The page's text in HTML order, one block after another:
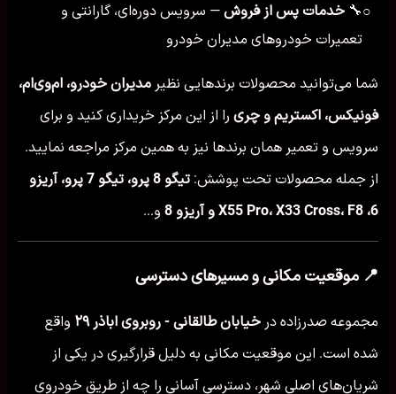
○
🔧 خدمات پس از فروش — سرویس دوره‌ای، گارانتی و
تعمیرات خودروهای مدیران خودرو
شما می‌توانید محصولات برندهایی نظیر مدیران خودرو، ام‌وی‌ام،
فونیکس، اکستریم و چری را از این مرکز خریداری کنید و برای
سرویس و تعمیر همان برندها نیز به همین مرکز مراجعه نمایید.
از جمله محصولات تحت پوشش:
تیگو 8 پرو، تیگو 7 پرو، آریزو
6، X55 Pro، X33 Cross، F8 و آریزو 8
و...
📍 موقعیت مکانی و مسیرهای دسترسی
مجموعه صدرزاده در خیابان طالقانی - روبروی اباذر ۲۹
واقع
شده است. این موقعیت مکانی به دلیل قرارگیری در یکی از
شریان‌های اصلی شهر، دسترسی آسانی را چه از طریق خودروی